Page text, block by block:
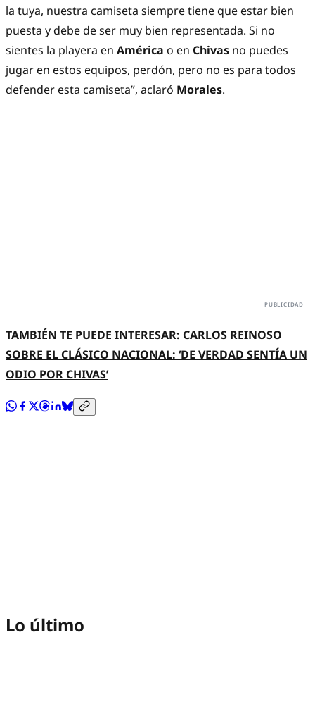
la tuya, nuestra camiseta siempre tiene que estar bien
puesta y debe de ser muy bien representada. Si no
sientes la playera en América o en Chivas no puedes
jugar en estos equipos, perdón, pero no es para todos
defender esta camiseta”, aclaró Morales.
TAMBIÉN TE PUEDE INTERESAR: CARLOS REINOSO
SOBRE EL CLÁSICO NACIONAL: ‘DE VERDAD SENTÍA UN
ODIO POR CHIVAS’
Lo último